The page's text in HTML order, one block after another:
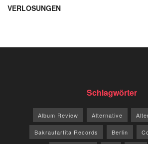
VERLOSUNGEN
Schlagwörter
Album Review Alternative
Bakraufarfita Records Berlin